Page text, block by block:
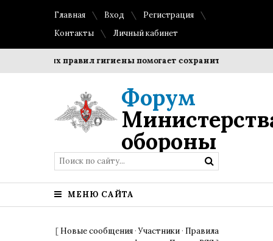
Главная Вход
Регистрация
Контакты
Личный кабинет
правил гигиены помогает сохранить прозрачность и
Форум
обороны
МЕНЮ САЙТА
[ Новые сообщения ·Участники · Правила